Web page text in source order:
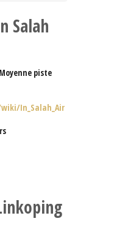
Salah
Moyenne piste
In_Salah_Air